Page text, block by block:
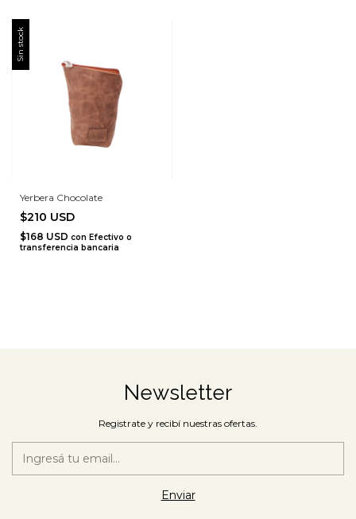
Sin stock
Yerbera Chocolate
$210 USD
$168 USD con Efectivo o
transferencia bancaria
Newsletter
Registrate y recibí nuestras ofertas.